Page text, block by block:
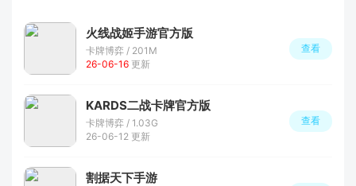
火线战姬手游官方版
卡牌博弈 / 201M
26-06-16 更新
查看
KARDS二战卡牌官方版
卡牌博弈 / 1.03G
26-06-12 更新
查看
割据天下手游